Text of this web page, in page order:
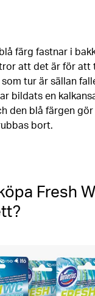
färg fastnar i
att det är för att
tur är sällan
bildats en
den blå färgen
bort.
Fresh